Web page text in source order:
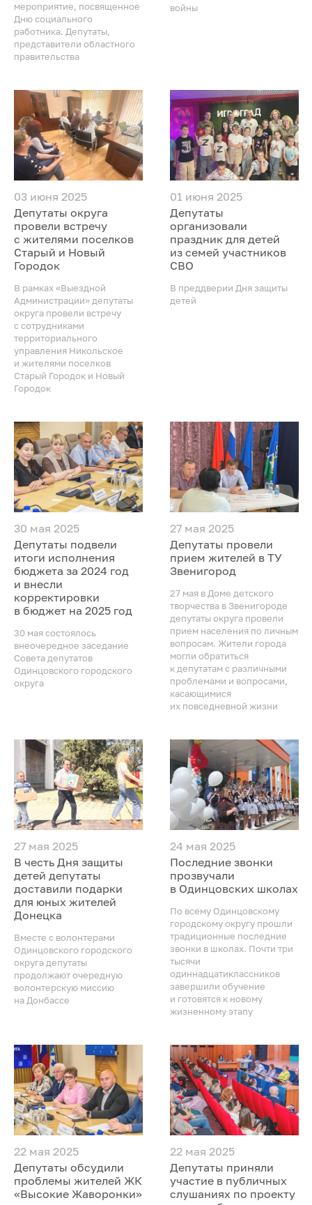
мероприятие, посвященное
Дню социального
работника. Депутаты,
представители областного
правительства
войны
03 июня 2025
Депутаты округа
провели встречу
с жителями поселков
Старый и Новый
Городок
В рамках «Выездной
Администрации» депутаты
округа провели встречу
с сотрудниками
территориального
управления Никольское
и жителями поселков
Старый Городок и Новый
Городок
01 июня 2025
Депутаты
организовали
праздник для детей
из семей участников
СВО
В преддверии Дня защиты
детей
30 мая 2025
Депутаты подвели
итоги исполнения
бюджета за 2024 год
и внесли
корректировки
в бюджет на 2025 год
30 мая состоялось
внеочередное заседание
Совета депутатов
Одинцовского городского
округа
27 мая 2025
Депутаты провели
прием жителей в ТУ
Звенигород
27 мая в Доме детского
творчества в Звенигороде
депутаты округа провели
прием населения по личным
вопросам. Жители города
могли обратиться
к депутатам с различными
проблемами и вопросами,
касающимися
их повседневной жизни
27 мая 2025
В честь Дня защиты
детей депутаты
доставили подарки
для юных жителей
Донецка
Вместе с волонтерами
Одинцовского городского
округа депутаты
продолжают очередную
волонтерскую миссию
на Донбассе
24 мая 2025
Последние звонки
прозвучали
в Одинцовских школах
По всему Одинцовскому
городскому округу прошли
традиционные последние
звонки в школах. Почти три
тысячи
одиннадцатиклассников
завершили обучение
и готовятся к новому
жизненному этапу
22 мая 2025
Депутаты обсудили
проблемы жителей ЖК
«Высокие Жаворонки»
22 мая 2025
Депутаты приняли
участие в публичных
слушаниях по проекту